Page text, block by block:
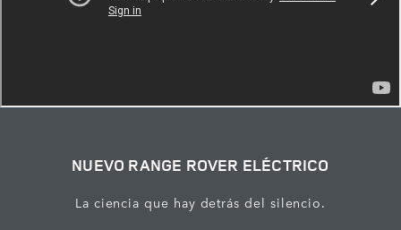
NUEVO RANGE ROVER ELÉCTRICO
La ciencia que hay detrás del silencio.